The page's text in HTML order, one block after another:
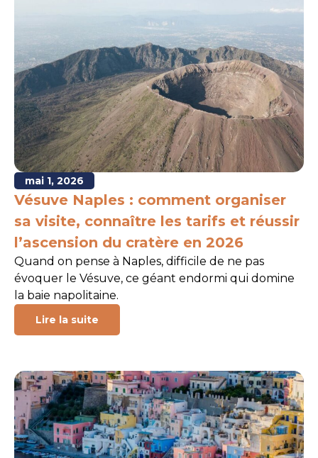
mai 1, 2026
Vésuve Naples : comment organiser
sa visite, connaître les tarifs et réussir
l’ascension du cratère en 2026
Quand on pense à Naples, difficile de ne pas
évoquer le Vésuve, ce géant endormi qui domine
la baie napolitaine.
Lire la suite